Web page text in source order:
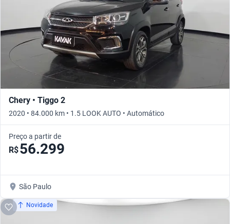
Chery • Tiggo 2
2020 • 84.000 km • 1.5 LOOK AUTO • Automático
Preço a partir de
R$56.299
São Paulo
Novidade